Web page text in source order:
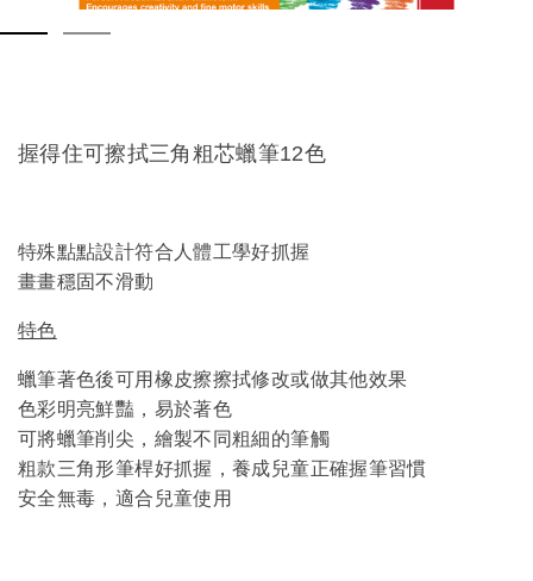
握得住可擦拭三角粗芯蠟筆12色
特殊點點設計符合人體工學好抓握
畫畫穩固不滑動
特色
蠟筆著色後可用橡皮擦擦拭修改或做其他效果
色彩明亮鮮豔，易於著色
可將蠟筆削尖，繪製不同粗細的筆觸
粗款三角形筆桿好抓握，養成兒童正確握筆習慣
安全無毒，適合兒童使用